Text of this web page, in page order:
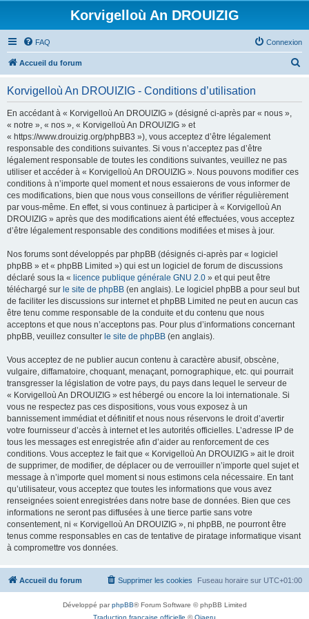
Korvigelloù An DROUIZIG
FAQ Connexion
Accueil du forum
Korvigelloù An DROUIZIG - Conditions d’utilisation
En accédant à « Korvigelloù An DROUIZIG » (désigné ci-après par « nous »,
« notre », « nos », « Korvigelloù An DROUIZIG » et
« https://www.drouizig.org/phpBB3 »), vous acceptez d’être légalement
responsable des conditions suivantes. Si vous n’acceptez pas d’être
légalement responsable de toutes les conditions suivantes, veuillez ne pas
utiliser et accéder à « Korvigelloù An DROUIZIG ». Nous pouvons modifier ces
conditions à n’importe quel moment et nous essaierons de vous informer de
ces modifications, bien que nous vous conseillons de vérifier régulièrement
par vous-même. En effet, si vous continuez à participer à « Korvigelloù An
DROUIZIG » après que des modifications aient été effectuées, vous acceptez
d’être légalement responsable des conditions modifiées et mises à jour.
Nos forums sont développés par phpBB (désignés ci-après par « logiciel
phpBB » et « phpBB Limited ») qui est un logiciel de forum de discussions
déclaré sous la « licence publique générale GNU 2.0 » et qui peut être
téléchargé sur le site de phpBB (en anglais). Le logiciel phpBB a pour seul but
de faciliter les discussions sur internet et phpBB Limited ne peut en aucun cas
être tenu comme responsable de la conduite et du contenu que nous
acceptons et que nous n’acceptons pas. Pour plus d’informations concernant
phpBB, veuillez consulter le site de phpBB (en anglais).
Vous acceptez de ne publier aucun contenu à caractère abusif, obscène,
vulgaire, diffamatoire, choquant, menaçant, pornographique, etc. qui pourrait
transgresser la législation de votre pays, du pays dans lequel le serveur de
« Korvigelloù An DROUIZIG » est hébergé ou encore la loi internationale. Si
vous ne respectez pas ces dispositions, vous vous exposez à un
bannissement immédiat et définitif et nous nous réservons le droit d’avertir
votre fournisseur d’accès à internet et les autorités officielles. L’adresse IP de
tous les messages est enregistrée afin d’aider au renforcement de ces
conditions. Vous acceptez le fait que « Korvigelloù An DROUIZIG » ait le droit
de supprimer, de modifier, de déplacer ou de verrouiller n’importe quel sujet et
message à n’importe quel moment si nous estimons cela nécessaire. En tant
qu’utilisateur, vous acceptez que toutes les informations que vous avez
renseignées soient enregistrées dans notre base de données. Bien que ces
informations ne seront pas diffusées à une tierce partie sans votre
consentement, ni « Korvigelloù An DROUIZIG », ni phpBB, ne pourront être
tenus comme responsables en cas de tentative de piratage informatique visant
à compromettre vos données.
Accueil du forum Fuseau horaire sur UTC+01:00
Supprimer les cookies
Développé parphpBB® Forum Software © phpBB Limited
Traduction française officielle ©Qiaeru